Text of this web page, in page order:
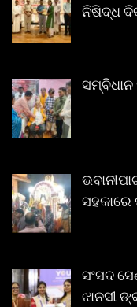
ନିଷିଦ୍ଧ
ସହକାରେ
ସଂସଦ
ଝାନସୀ